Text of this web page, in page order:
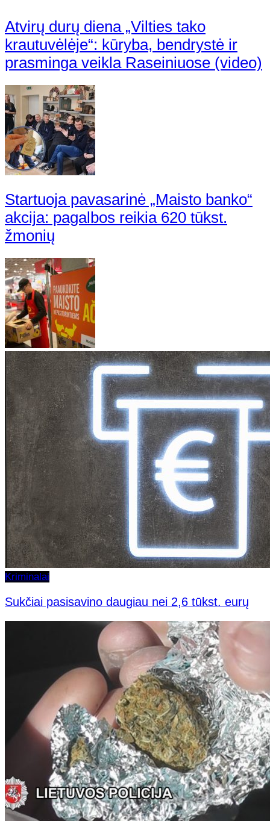
Atvirų durų diena „Vilties tako
krautuvėlėje“: kūryba, bendrystė ir
prasminga veikla Raseiniuose (video)
Startuoja pavasarinė „Maisto banko“
akcija: pagalbos reikia 620 tūkst.
žmonių
Kriminalai
Sukčiai pasisavino daugiau nei 2,6 tūkst. eurų